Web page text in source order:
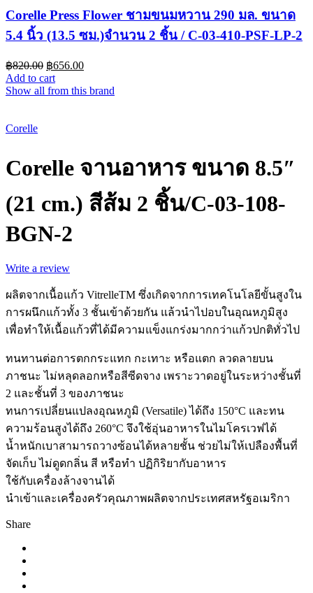
Corelle Press Flower ชามขนมหวาน 290 มล. ขนาด
5.4 นิ้ว (13.5 ซม.)จำนวน 2 ชิ้น / C-03-410-PSF-LP-2
฿820.00 ฿656.00
Add to cart
Show all from this brand
Corelle
Corelle จานอาหาร ขนาด 8.5″
(21 cm.) สีส้ม 2 ชิ้น/C-03-108-
BGN-2
Write a review
ผลิตจากเนื้อแก้ว VitrelleTM ซึ่งเกิดจากการเทคโนโลยีขั้นสูงใน
การผนึกแก้วทั้ง 3 ชั้นเข้าด้วยกัน แล้วนำไปอบในอุณหภูมิสูง
เพื่อทำให้เนื้อแก้วที่ได้มีความแข็งแกร่งมากกว่าแก้วปกติทั่วไป
ทนทานต่อการตกกระแทก กะเทาะ หรือแตก ลวดลายบน
ภาชนะ ไม่หลุดลอกหรือสีซีดจาง เพราะวาดอยู่ในระหว่างชั้นที่
2 และชั้นที่ 3 ของภาชนะ
ทนการเปลี่ยนแปลงอุณหภูมิ (Versatile) ได้ถึง 150°C และทน
ความร้อนสูงได้ถึง 260°C จึงใช้อุ่นอาหารในไมโครเวฟได้
น้ำหนักเบาสามารถวางซ้อนได้หลายชั้น ช่วยไม่ให้เปลืองพื้นที่
จัดเก็บ ไม่ดูดกลิ่น สี หรือทำ ปฏิกิริยากับอาหาร
ใช้กับเครื่องล้างจานได้
นำเข้าและเครื่องครัวคุณภาพผลิตจากประเทศสหรัฐอเมริกา
Share